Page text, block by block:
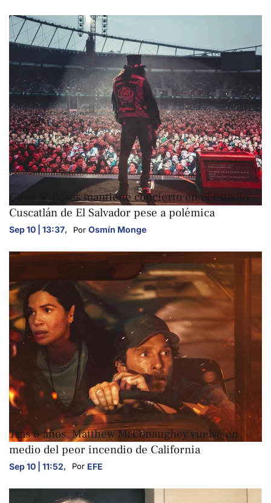
ARTE Y CULTURA
Guns N’ Roses mantiene concierto en el estadio
Cuscatlán de El Salvador pese a polémica
Sep 10 | 13:37, Por Osmín Monge
ARTE Y CULTURA
Tras 6 años, Matthew McConaughey vuelve en
medio del peor incendio de California
Sep 10 | 11:52, Por EFE